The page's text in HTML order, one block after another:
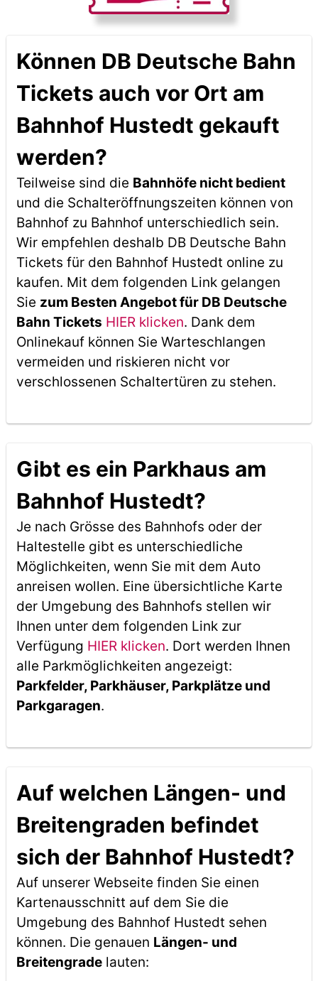
Können DB Deutsche Bahn
Tickets auch vor Ort am
Bahnhof Hustedt gekauft
werden?
Teilweise sind die Bahnhöfe nicht bedient
und die Schalteröffnungszeiten können von
Bahnhof zu Bahnhof unterschiedlich sein.
Wir empfehlen deshalb DB Deutsche Bahn
Tickets für den Bahnhof Hustedt online zu
kaufen. Mit dem folgenden Link gelangen
Sie zum Besten Angebot für DB Deutsche
Bahn Tickets HIER klicken. Dank dem
Onlinekauf können Sie Warteschlangen
vermeiden und riskieren nicht vor
verschlossenen Schaltertüren zu stehen.
Gibt es ein Parkhaus am
Bahnhof Hustedt?
Je nach Grösse des Bahnhofs oder der
Haltestelle gibt es unterschiedliche
Möglichkeiten, wenn Sie mit dem Auto
anreisen wollen. Eine übersichtliche Karte
der Umgebung des Bahnhofs stellen wir
Ihnen unter dem folgenden Link zur
Verfügung HIER klicken. Dort werden Ihnen
alle Parkmöglichkeiten angezeigt:
Parkfelder, Parkhäuser, Parkplätze und
Parkgaragen.
Auf welchen Längen- und
Breitengraden befindet
sich der Bahnhof Hustedt?
Auf unserer Webseite finden Sie einen
Kartenausschnitt auf dem Sie die
Umgebung des Bahnhof Hustedt sehen
können. Die genauen Längen- und
Breitengradelauten: